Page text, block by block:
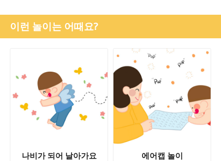
이런 놀이는 어때요?
나비가 되어 날아가요 에어캡 놀이